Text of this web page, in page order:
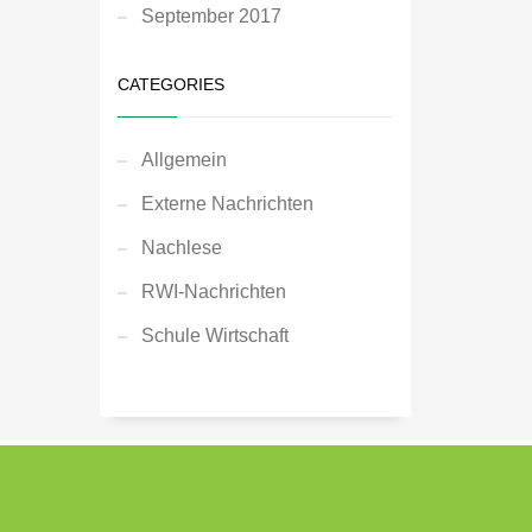
September 2017
CATEGORIES
Allgemein
Externe Nachrichten
Nachlese
RWI-Nachrichten
Schule Wirtschaft